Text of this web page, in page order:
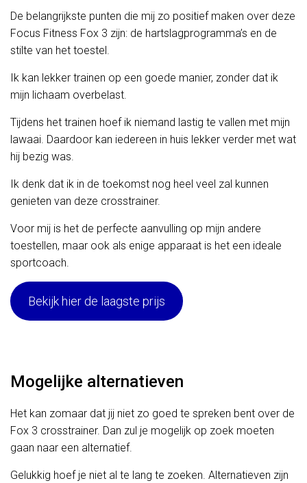
De belangrijkste punten die mij zo positief maken over deze
Focus Fitness Fox 3 zijn: de hartslagprogramma’s en de
stilte van het toestel.
Ik kan lekker trainen op een goede manier, zonder dat ik
mijn lichaam overbelast.
Tijdens het trainen hoef ik niemand lastig te vallen met mijn
lawaai. Daardoor kan iedereen in huis lekker verder met wat
hij bezig was.
Ik denk dat ik in de toekomst nog heel veel zal kunnen
genieten van deze crosstrainer.
Voor mij is het de perfecte aanvulling op mijn andere
toestellen, maar ook als enige apparaat is het een ideale
sportcoach.
Bekijk hier de laagste prijs
Mogelijke alternatieven
Het kan zomaar dat jij niet zo goed te spreken bent over de
Fox 3 crosstrainer. Dan zul je mogelijk op zoek moeten
gaan naar een alternatief.
Gelukkig hoef je niet al te lang te zoeken. Alternatieven zijn